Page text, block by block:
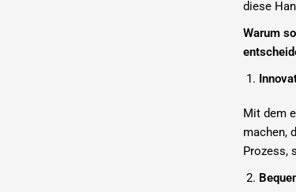
diese
Warum
Mit dem
machen,
Prozess,